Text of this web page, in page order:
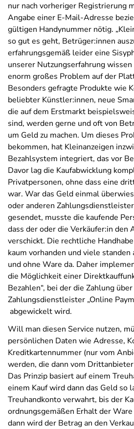
nur nach vorheriger Registrierung
Angabe einer E-Mail-Adresse
gültigen Handynummer nötig.
so gut es geht, Betrüger:innen
erfahrungsgemäß leider eine
unserer Nutzungserfahrung
enorm großes Problem auf der
Besonders gefragte Produkte wie
beliebter Künstler:innen, neue
die auf dem Erstmarkt
sind, werden gerne und oft von
um Geld zu machen. Um dieses
bekommen, hat Kleinanzeigen
Bezahlsystem integriert, das vor
Davor lag die Kaufabwicklung
Privatpersonen, ohne dass eine
war. War das Geld einmal
oder anderen
gesendet, musste die kaufende
dass der oder die Verkäufer:in den
verschickt. Die rechtliche
kaum vorhanden und viele standen
und ohne Ware da. Daher
die Möglichkeit einer
Bezahlen“, bei der die Zahlung
Zahlungsdienstleister „Online
abgewickelt wird.
Will man diesen Service nutzen,
persönlichen Daten wie Adresse,
Kreditkartennummer (nur vom
werden, die dann vom
Das Prinzip basiert auf einem
einem Kauf wird dann das Geld so
Treuhandkonto verwahrt, bis der
ordnungsgemäßen Erhalt der
dann wird der Betrag an den